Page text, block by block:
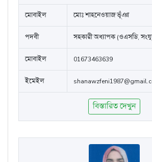
মোবাইল মোঃ শাহনেওয়াজ ভূঁঞা
পদবী সহকারী অধ্যাপক (ওএসডি,
মোবাইল 01673463639
ইমেইল
বিস্তারিত দেখুন